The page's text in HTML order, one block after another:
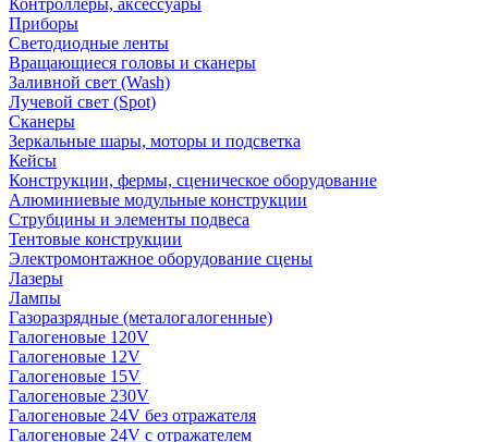
Контроллеры, аксессуары
Приборы
Светодиодные ленты
Вращающиеся головы и сканеры
Заливной свет (Wash)
Лучевой свет (Spot)
Сканеры
Зеркальные шары, моторы и подсветка
Кейсы
Конструкции, фермы, сценическое оборудование
Алюминиевые модульные конструкции
Струбцины и элементы подвеса
Тентовые конструкции
Электромонтажное оборудование сцены
Лазеры
Лампы
Газоразрядные (металогалогенные)
Галогеновые 120V
Галогеновые 12V
Галогеновые 15V
Галогеновые 230V
Галогеновые 24V без отражателя
Галогеновые 24V с отражателем